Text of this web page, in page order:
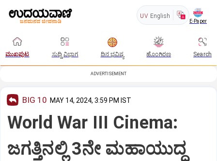
UV English
E-Paper
ಮುಖಪುಟ ಸುದ್ದಿ ವಿಭಾಗ ದಿನ ಭವಿಷ್ಯ ಹೊಂಗಿರಣ Search
ADVERTISEMENT
BIG 10 MAY 14, 2024, 3:59 PM IST
World War III Cinema:
ಜಗತ್ತಿನಲ್ಲಿ 3ನೇ ಮಹಾಯುದ್ಧ